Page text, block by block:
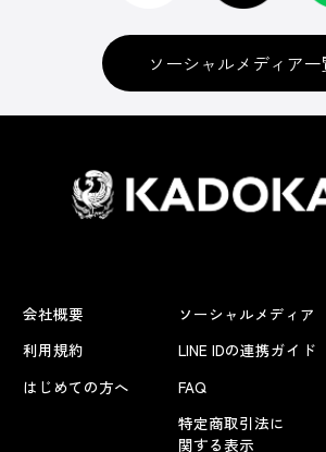
ソーシャルメディア
会社概要
利用規約
はじめての方へ
ソーシャルメディア
LINE IDの連携ガイド
FAQ
特定商取引法に
関する表示